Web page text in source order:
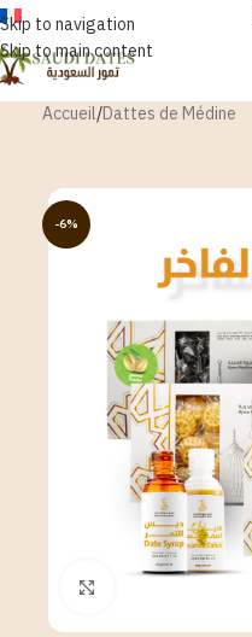
Skip to navigation
Skip to main content
FRANÇAIS
Accueil/Dattes de Médine
-6%